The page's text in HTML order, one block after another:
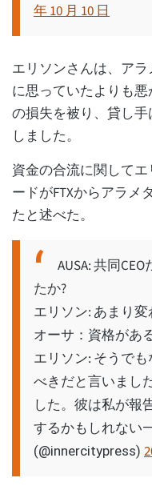
年 10 月 10 日
エリソンさんは、ア
に思っていたよりも
の損失を被り、貸し
しました。
資金の合流に関して
ードがFTXからアラメ
たと述べた。
AUSA: 共同
たか?
エリソン: あまり変
オーサ：資格があ
エリソン: そうで
べきだと言いまし
した。彼は私が報
するかもしれない
(@innercitypress)